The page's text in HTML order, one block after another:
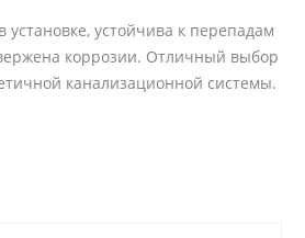
установке, устойчива к перепадам
коррозии. Отличный выбор
канализационной системы.